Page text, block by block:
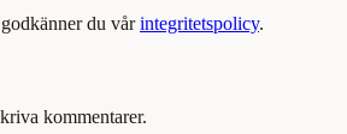
du vår integritetspolicy.
kommentarer.